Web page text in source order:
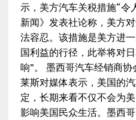
示，美方汽车关税措施“令
新闻》发表社论称，美方
法容忍。该措施是美方进
国利益的行径，此举将对
响”。 墨西哥汽车经销商
莱斯对媒体表示，美国的
定，长期来看不仅不会为
影响美国民众生活。墨西